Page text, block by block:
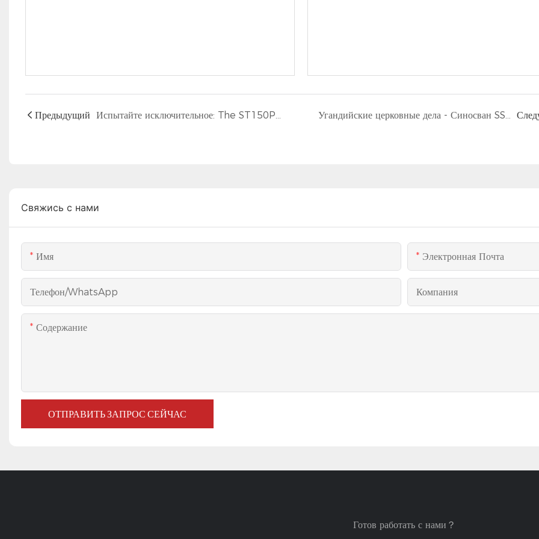
Предыдущий Испытайте исключительное: The ST150PRO Luxury Mobile Stage Trailer Угандийские церковные дела - Синосван SS70 и SS90 Мобильные сцены трейлеры
Свяжись с нами
Имя Электронная Почта
Телефон/WhatsApp Компания
Содержание
ОТПРАВИТЬ ЗАПРОС СЕЙЧАС
Готов работать с нами？